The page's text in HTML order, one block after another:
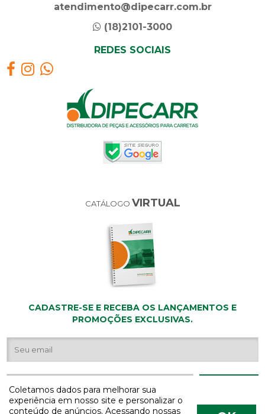
atendimento@dipecarr.com.br
(18)2101-3000
REDES SOCIAIS
CATÁLOGO VIRTUAL
CADASTRE-SE E RECEBA OS LANÇAMENTOS E
PROMOÇÕES EXCLUSIVAS.
Coletamos dados para melhorar sua
experiência em nosso site e personalizar o
conteúdo de anúncios. Acessando nossas